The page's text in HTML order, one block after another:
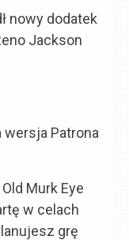
nowy dodatek
Jackson
wersja Patrona
Murk Eye
w celach
grę